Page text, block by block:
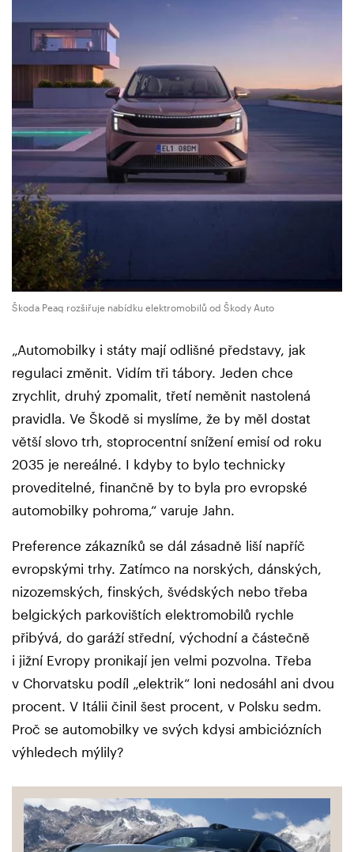
Škoda Peaq rozšiřuje nabídku elektromobilů od Škody Auto
„Automobilky i státy mají odlišné představy, jak
regulaci změnit. Vidím tři tábory. Jeden chce
zrychlit, druhý zpomalit, třetí neměnit nastolená
pravidla. Ve Škodě si myslíme, že by měl dostat
větší slovo trh, stoprocentní snížení emisí od roku
2035 je nereálné. I kdyby to bylo technicky
proveditelné, finančně by to byla pro evropské
automobilky pohroma,“ varuje Jahn.
Preference zákazníků se dál zásadně liší napříč
evropskými trhy. Zatímco na norských, dánských,
nizozemských, finských, švédských nebo třeba
belgických parkovištích elektromobilů rychle
přibývá, do garáží střední, východní a částečně
i jižní Evropy pronikají jen velmi pozvolna. Třeba
v Chorvatsku podíl „elektrik“ loni nedosáhl ani dvou
procent. V Itálii činil šest procent, v Polsku sedm.
Proč se automobilky ve svých kdysi ambiciózních
výhledech mýlily?